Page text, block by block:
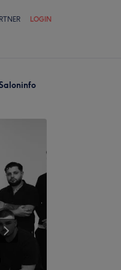
LOGIN